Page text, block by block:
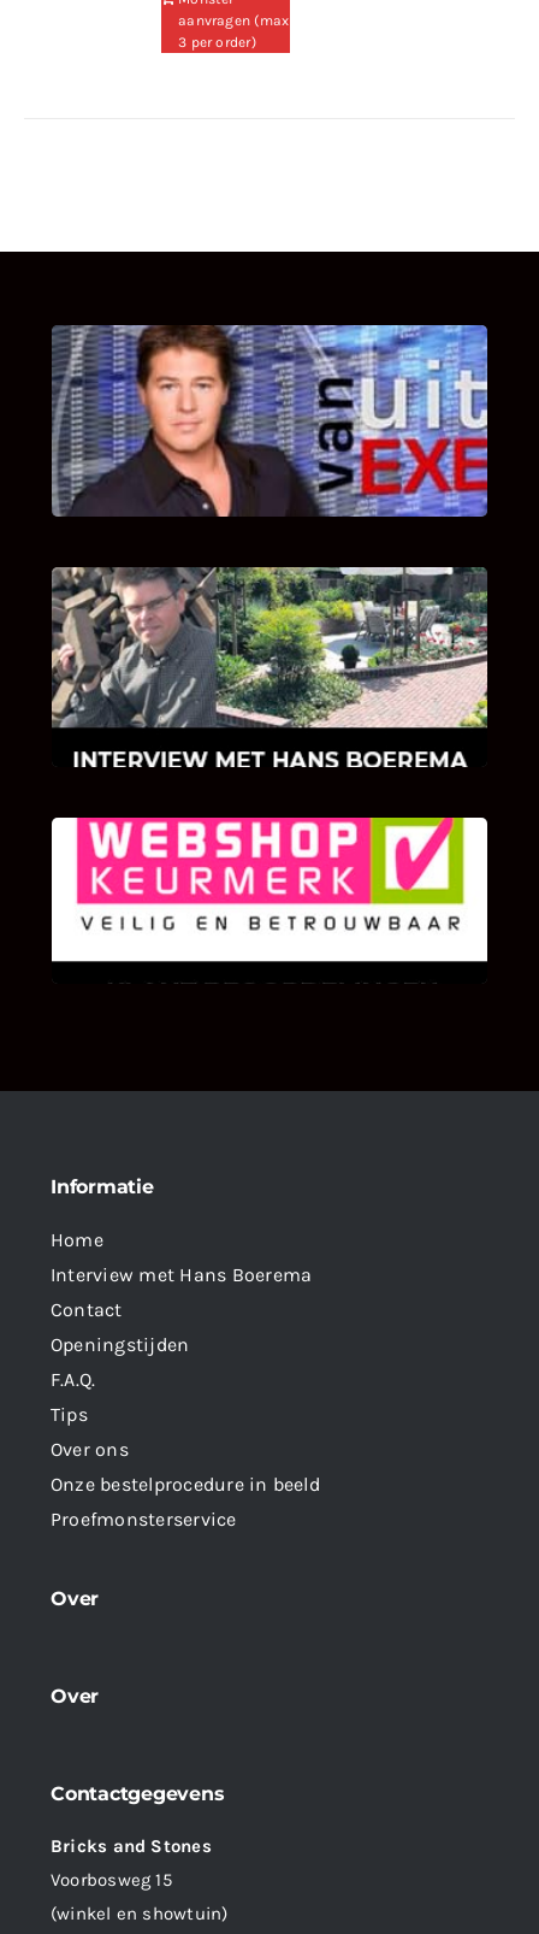
aanvragen (max
3 per order)
UITSTEL VAN EXECUTIE
Bekijk hier de fragmenten van de deelname
van Bricks and Stones aan dit programma.
INTERVIEW MET HANS BOEREMA
Hoe Bricks and Stones ontstaan is en wat
Hans Boerema motiveert in de wereld van
klinkers en tegels!
KLANT BEOORDELINGEN
We zijn er zeer op gesteld om te weten wat u
als klant van ons en onze diensten vindt.
Informatie
Home
Interview met Hans Boerema
Contact
Openingstijden
F.A.Q.
Tips
Over ons
Onze bestelprocedure in beeld
Proefmonsterservice
Over
Over
Contactgegevens
Bricks and Stones
Voorbosweg 15
(winkel en showtuin)